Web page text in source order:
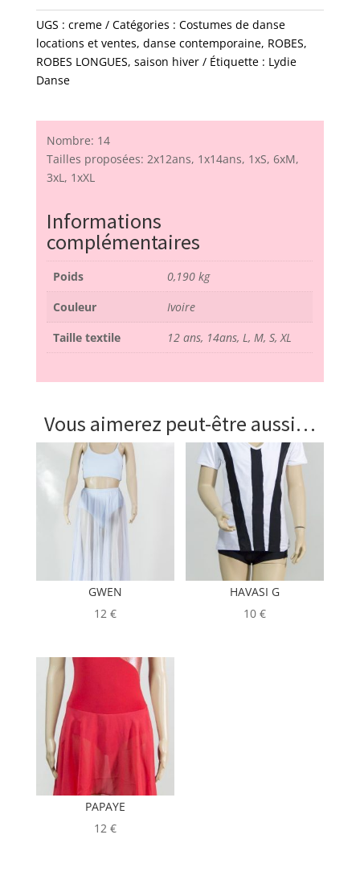
UGS : creme Catégories : Costumes de danse
locations et ventes, danse contemporaine, ROBES,
ROBES LONGUES, saison hiver Étiquette : Lydie
Danse
Nombre: 14
Tailles proposées: 2x12ans, 1x14ans, 1xS, 6xM,
3xL, 1xXL
Informations
complémentaires
Poids
0,190 kg
Couleur
Ivoire
Taille textile
12 ans, 14ans, L, M, S, XL
Vous aimerez peut-être aussi…
GWEN
12 €
HAVASI G
10€
PAPAYE
12 €